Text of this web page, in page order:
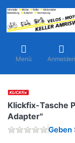
Menü Anmelden
Klickfix-Tasche
Adapter"
Geben